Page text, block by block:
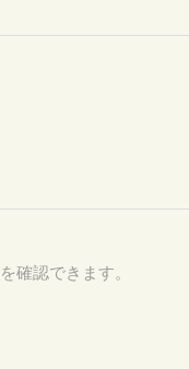
認できます。